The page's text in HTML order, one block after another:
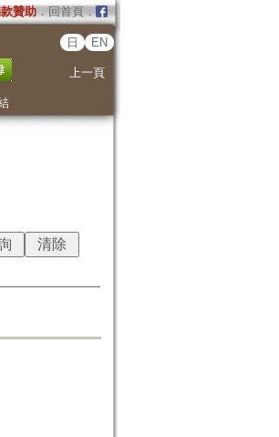
贊助．回首頁．
日 EN
上一頁